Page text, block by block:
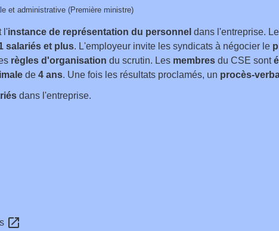
et administrative (Première ministre)
l'instance de représentation du personnel dans l'entreprise.
salariés et plus. L'employeur invite les syndicats à négocier le
règles d'organisation du scrutin. Les membres du CSE sont
de 4 ans. Une fois les résultats proclamés, un procès-
dans l'entreprise.
open_in_new